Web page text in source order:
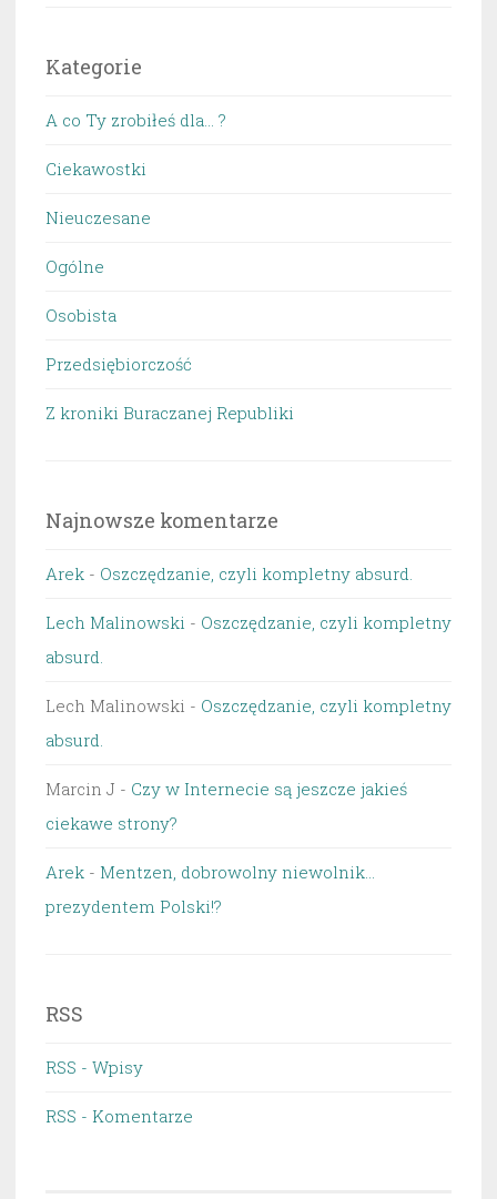
Kategorie
A co Ty zrobiłeś dla… ?
Ciekawostki
Nieuczesane
Ogólne
Osobista
Przedsiębiorczość
Z kroniki Buraczanej Republiki
Najnowsze komentarze
Arek - Oszczędzanie, czyli kompletny absurd.
Lech Malinowski - Oszczędzanie, czyli kompletny
absurd.
Lech Malinowski - Oszczędzanie, czyli kompletny
absurd.
Marcin J - Czy w Internecie są jeszcze jakieś
ciekawe strony?
Arek - Mentzen, dobrowolny niewolnik…
prezydentem Polski!?
RSS
RSS - Wpisy
RSS - Komentarze